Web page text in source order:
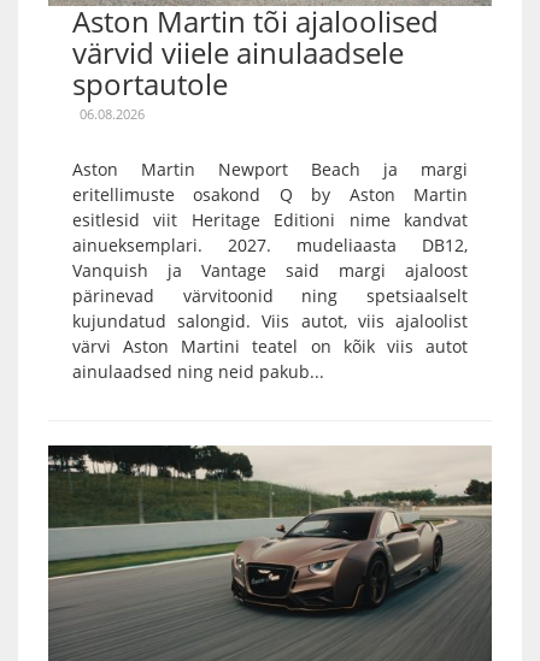
Aston Martin tõi ajaloolised
värvid viiele ainulaadsele
sportautole
06.08.2026
Aston Martin Newport Beach ja margi
eritellimuste osakond Q by Aston Martin
esitlesid viit Heritage Editioni nime kandvat
ainueksemplari. 2027. mudeliaasta DB12,
Vanquish ja Vantage said margi ajaloost
pärinevad värvitoonid ning spetsiaalselt
kujundatud salongid. Viis autot, viis ajaloolist
värvi Aston Martini teatel on kõik viis autot
ainulaadsed ning neid pakub...